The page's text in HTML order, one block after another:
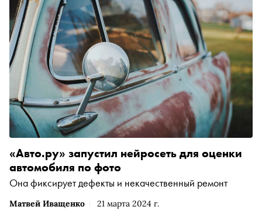
Матвей Иващенко 21 марта 2024 г.
«Авто.ру» запустил нейросеть для оценки
автомобиля по фото
Она фиксирует дефекты и некачественный ремонт